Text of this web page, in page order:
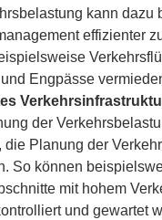
kann dazu
effizienter
Engpässe
der
die Planung der
So können
mit hohem
und gewartet